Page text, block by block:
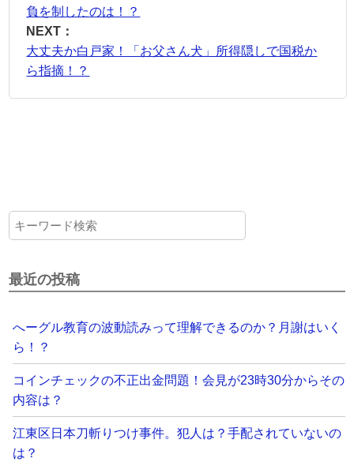
負を制したのは！？
NEXT：
大丈夫か白戸家！「お父さん犬」所得隠しで国税か
ら指摘！？
最近の投稿
へーグル教育の波動読みって理解できるのか？月謝はいく
ら！？
コインチェックの不正出金問題！会見が23時30分からその
内容は？
江東区日本刀斬りつけ事件。犯人は？手配されていないの
は？